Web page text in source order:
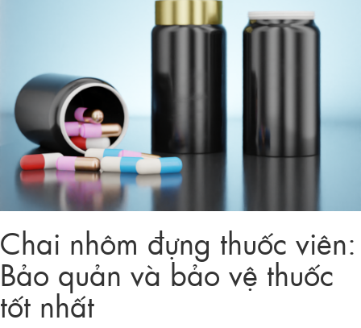
Chai nhôm đựng thuốc viên:
Bảo quản và bảo vệ thuốc
tốt nhất